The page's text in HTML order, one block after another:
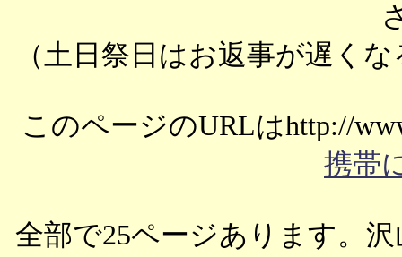
（土日祭日はお返事が遅く
このページのURLはhttp://
携帯
全部で25ページあります。